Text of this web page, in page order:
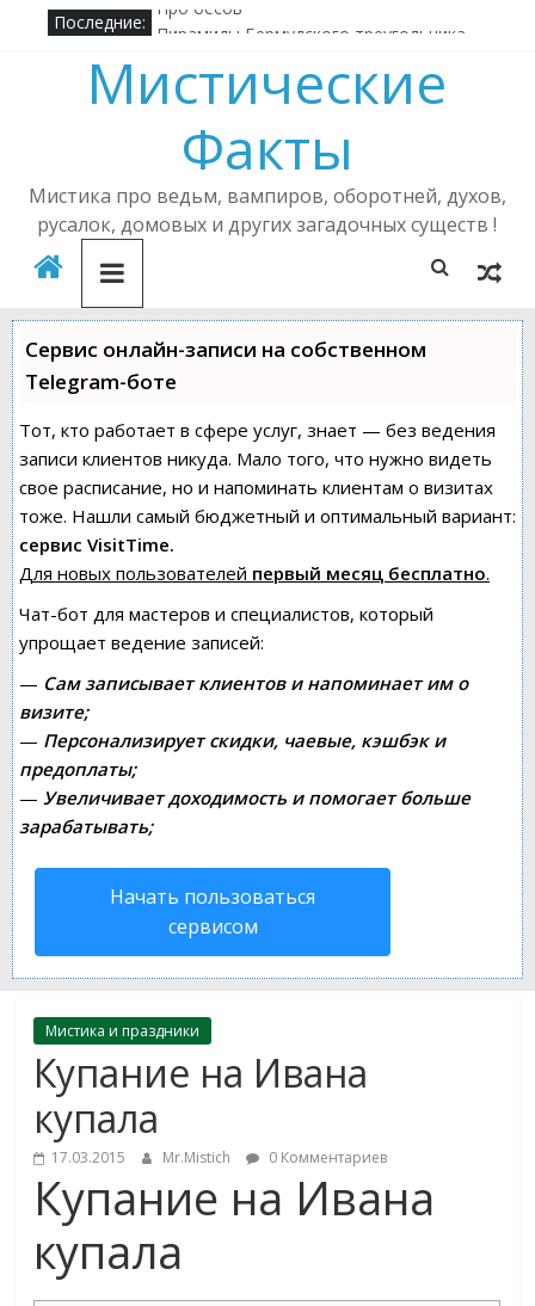
Последние: Про бесов
Алена Полынь — легендарная ведьма
Кричащий лес
Где в России можно встретить русалку?
Подселенный бес
Мистические
Факты
Мистика про ведьм, вампиров, оборотней, духов,
русалок, домовых и других загадочных существ !
Сервис онлайн-записи на собственном
Telegram-боте
Тот, кто работает в сфере услуг, знает — без ведения
записи клиентов никуда. Мало того, что нужно видеть
свое расписание, но и напоминать клиентам о визитах
тоже. Нашли самый бюджетный и оптимальный вариант:
сервис VisitTime.
Для новых пользователей первый месяц бесплатно.
Чат-бот для мастеров и специалистов, который
упрощает ведение записей:
— Сам записывает клиентов и напоминает им о
визите;
— Персонализирует скидки, чаевые, кэшбэк и
предоплаты;
— Увеличивает доходимость и помогает больше
зарабатывать;
Начать пользоваться
сервисом
Мистика и праздники
Купание на Ивана
купала
17.03.2015 Mr.Mistich 0 Комментариев
Купание на Ивана
купала